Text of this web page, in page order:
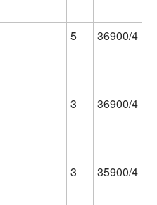
5 36900/4
3 36900/4
3 35900/4